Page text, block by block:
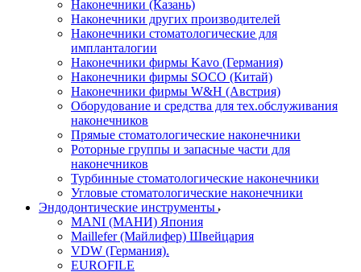
Наконечники (Казань)
Наконечники других производителей
Наконечники стоматологические для
импланталогии
Наконечники фирмы Kavo (Германия)
Наконечники фирмы SOCO (Китай)
Наконечники фирмы W&H (Австрия)
Оборудование и средства для тех.обслуживания
наконечников
Прямые стоматологические наконечники
Роторные группы и запасные части для
наконечников
Турбинные стоматологические наконечники
Угловые стоматологические наконечники
Эндодонтические инструменты
MANI (МАНИ) Япония
Maillefer (Майлифер) Швейцария
VDW (Германия).
EUROFILE